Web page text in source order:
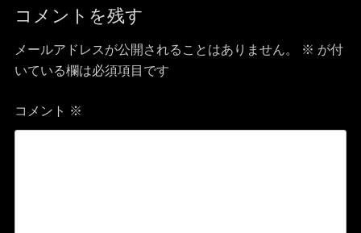
ビ
ゲ
ー
シ
コメントを残す
メールアドレスが公開されることはありません。 ※ が付
いている欄は必須項目です
コメント ※